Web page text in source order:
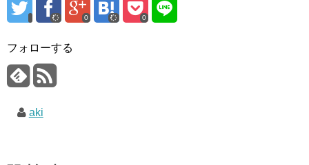
0 0
フォローする
aki